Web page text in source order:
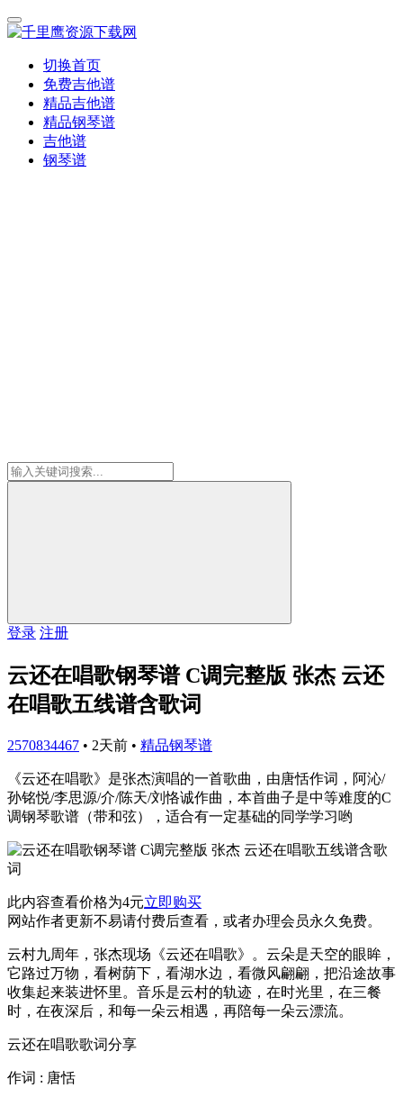
切换首页
免费吉他谱
精品吉他谱
精品钢琴谱
吉他谱
钢琴谱
登录 注册
云还在唱歌钢琴谱 C调完整版 张杰 云还
在唱歌五线谱含歌词
2570834467 • 2天前 • 精品钢琴谱
《云还在唱歌》是张杰演唱的一首歌曲，由唐恬作词，阿沁/
孙铭悦/李思源/介/陈天/刘恪诚作曲，本首曲子是中等难度的C
调钢琴歌谱（带和弦），适合有一定基础的同学学习哟
此内容查看价格为4元立即购买
网站作者更新不易请付费后查看，或者办理会员永久免费。
云村九周年，张杰现场《云还在唱歌》。云朵是天空的眼眸，
它路过万物，看树荫下，看湖水边，看微风翩翩，把沿途故事
收集起来装进怀里。音乐是云村的轨迹，在时光里，在三餐
时，在夜深后，和每一朵云相遇，再陪每一朵云漂流。
云还在唱歌歌词分享
作词 : 唐恬